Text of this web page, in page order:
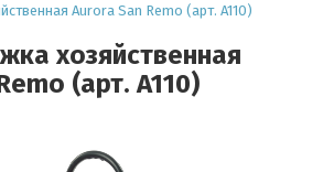
Aurora San Remo (арт. A110)
хозяйственная
(арт. A110)